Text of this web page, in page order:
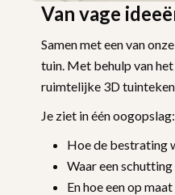
Van vage
Samen met een van
tuin. Met behulp van
ruimtelijke 3D
Je ziet in één oogopslag:
Hoe de bestrating
Waar een
En hoe een op